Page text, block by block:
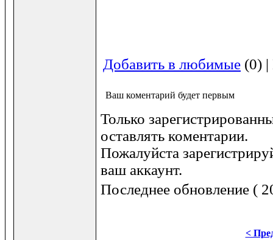
Добавить в любимые (0)
Ваш коментарий будет первым
Только
оставлять коментарии.
Пожалуйста
ваш аккаунт.
Последнее обновление (
<